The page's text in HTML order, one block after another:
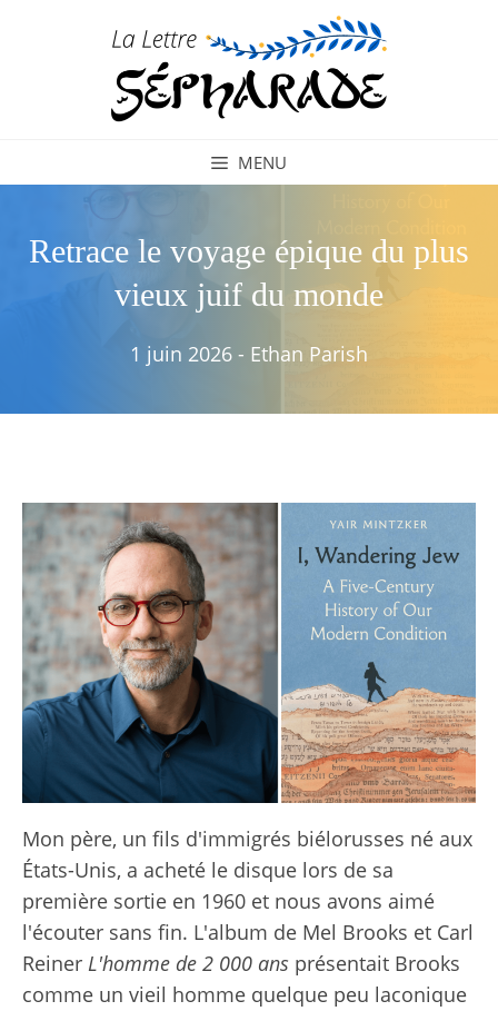
MENU
Retrace le voyage épique du plus
vieux juif du monde
1 juin 2026 - Ethan Parish
Mon père, un fils d'immigrés biélorusses né aux
États-Unis, a acheté le disque lors de sa
première sortie en 1960 et nous avons aimé
l'écouter sans fin. L'album de Mel Brooks et Carl
Reiner L'homme de 2 000 ans présentait Brooks
comme un vieil homme quelque peu laconique